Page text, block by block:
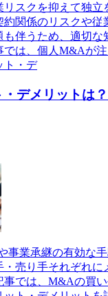
リスクを抑えて独立
関係のリスクや従
も伴うため、適切な
では、個人M&Aが
ト・デ
デメリットは
事業承継の有効な
売り手それぞれに
事では、M&Aの買